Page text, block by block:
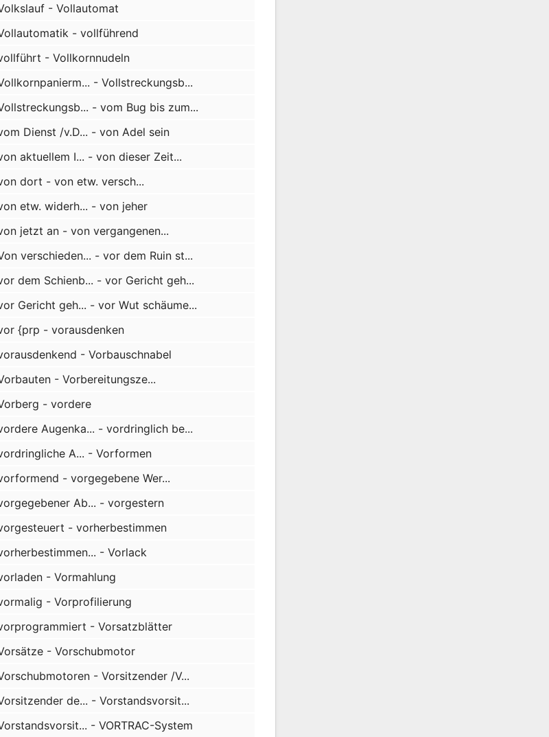
- Vollautomat
- vollführend
- Vollkornnudeln
- Vollstreckungsb...
- vom Bug bis zum...
Dienst /v.D... - von Adel sein
aktuellem I... - von dieser Zeit...
dort - von etw. versch...
etw. widerh... - von jeher
jetzt an - von vergangenen...
verschieden... - vor dem Ruin st...
dem Schienb... - vor Gericht geh...
Gericht geh... - vor Wut schäume...
{prp - vorausdenken
- Vorbauschnabel
- Vorbereitungsze...
- vordere
Augenka... - vordringlich be...
A... - Vorformen
- vorgegebene Wer...
Ab... - vorgestern
- vorherbestimmen
- Vorlack
- Vormahlung
- Vorprofilierung
- Vorsatzblätter
- Vorschubmotor
- Vorsitzender /V...
de... - Vorstandsvorsit...
- VORTRAC-System